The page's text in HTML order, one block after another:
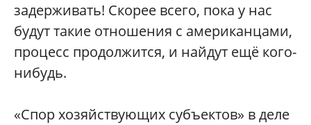
задерживать! Скорее всего, пока у нас
будут такие отношения с американцами,
процесс продолжится, и найдут ещё кого-
нибудь.
«Спор хозяйствующих субъектов» в деле